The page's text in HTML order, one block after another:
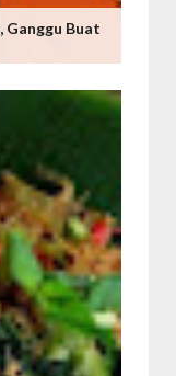
Ganggu Buat